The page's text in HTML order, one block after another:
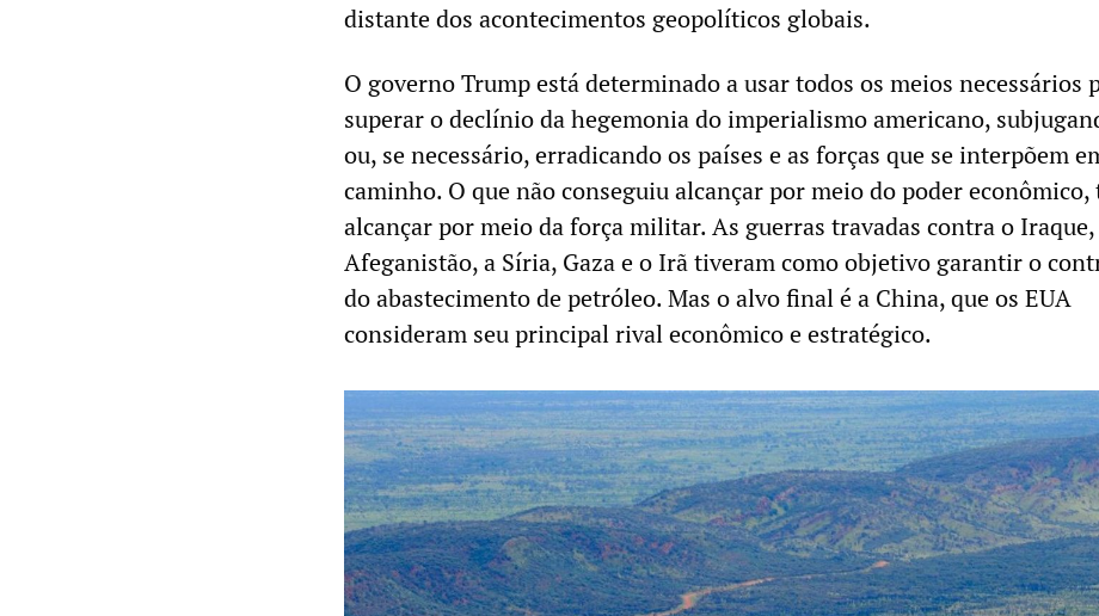
distante dos acontecimentos geopolíticos globais.
O governo Trump está determinado a usar todos os meios necessários
superar o declínio da hegemonia do imperialismo americano,
ou, se necessário, erradicando os países e as forças que se interpõem
caminho. O que não conseguiu alcançar por meio do poder econômico,
alcançar por meio da força militar. As guerras travadas contra o
Afeganistão, a Síria, Gaza e o Irã tiveram como objetivo garantir o
do abastecimento de petróleo. Mas o alvo final é a China, que os EUA
consideram seu principal rival econômico e estratégico.